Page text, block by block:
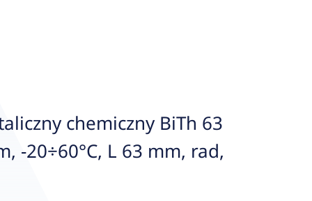
naruszenie
chemiczny BiTh 63
-20÷60°C, L 63 mm, rad,